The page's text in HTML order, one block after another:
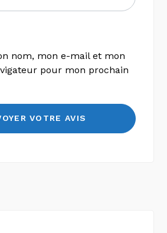
nom, mon e-mail et mon
pour mon prochain